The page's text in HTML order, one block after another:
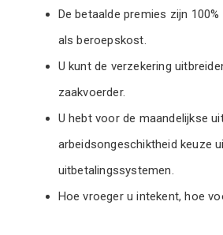
De betaalde premies zijn
als beroepskost.
U kunt de verzekering
zaakvoerder.
U hebt voor de maandelijkse
arbeidsongeschiktheid keuze
uitbetalingssystemen.
Hoe vroeger u intekent, hoe